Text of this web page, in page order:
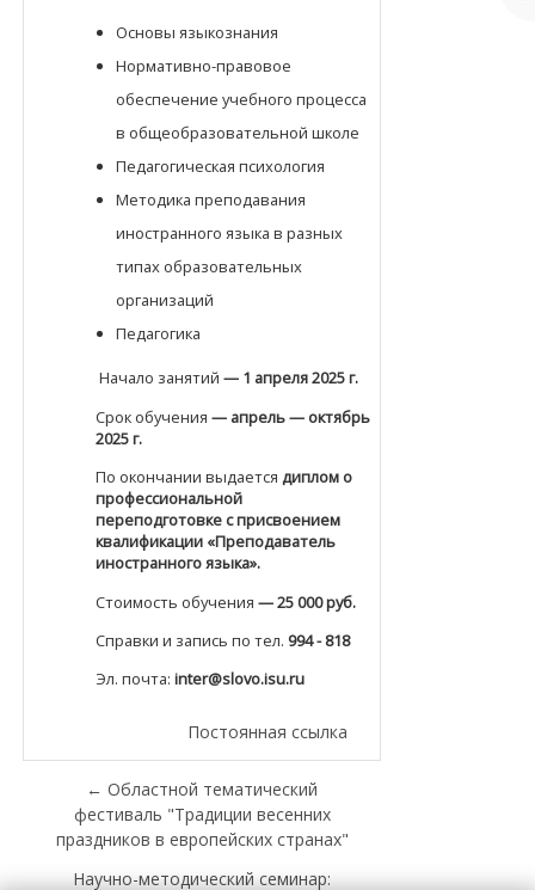
Основы языкознания
Нормативно-правовое
обеспечение учебного процесса
в общеобразовательной школе
Педагогическая психология
Методика преподавания
иностранного языка в разных
типах образовательных
организаций
Педагогика
Начало занятий — 1 апреля 2025 г.
Срок обучения — апрель — октябрь
2025 г.
По окончании выдается диплом о
профессиональной
переподготовке с присвоением
квалификации «Преподаватель
иностранного языка».
Стоимость обучения — 25 000 руб.
Справки и запись по тел. 994 - 818
Эл. почта: inter@slovo.isu.ru
Постоянная ссылка
← Областной тематический
фестиваль "Традиции весенних
праздников в европейских странах"
Научно-методический семинар: